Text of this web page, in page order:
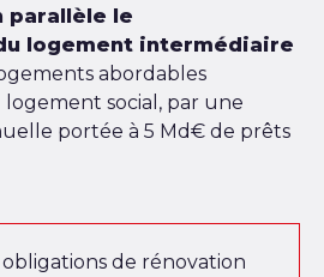
parallèle le
logement intermédiaire
abordables
social, par une
portée à 5 Md€ de prêts
de rénovation